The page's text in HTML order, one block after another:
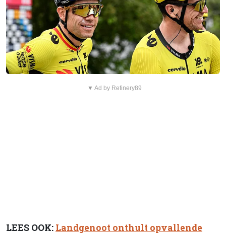
▼ Ad by Refinery89
LEES OOK: Landgenoot onthult opvallende